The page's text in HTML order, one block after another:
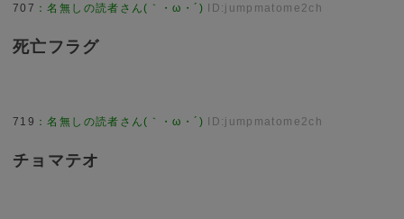
707 ：名無しの読者さん(｀・ω・´) ID:jumpmatome2ch
死亡フラグ
719 ：名無しの読者さん(｀・ω・´) ID:jumpmatome2ch
チョマテオ